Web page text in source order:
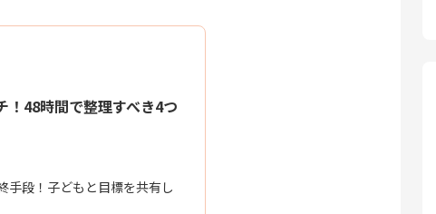
！48時間で整理すべき4つ
手段！子どもと目標を共有し